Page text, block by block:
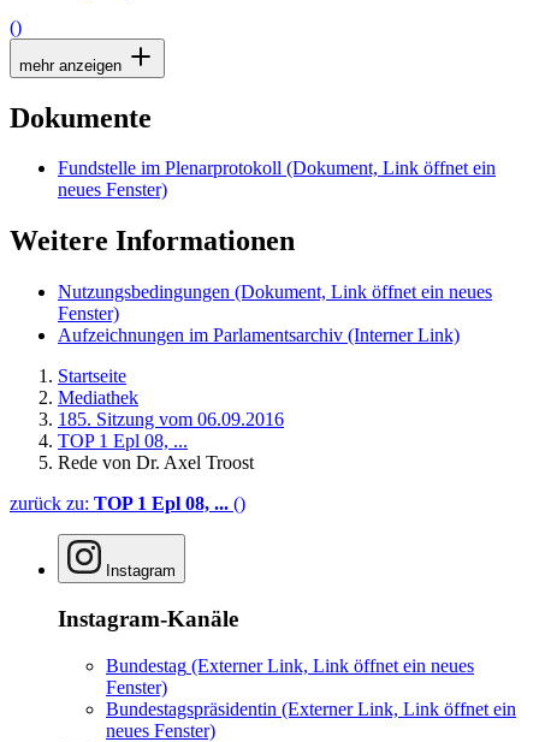
()
mehr anzeigen
Dokumente
Fundstelle im Plenarprotokoll (Dokument, Link öffnet ein
neues Fenster)
Weitere Informationen
Nutzungsbedingungen (Dokument, Link öffnet ein neues
Fenster)
Aufzeichnungen im Parlamentsarchiv (Interner Link)
Startseite
Mediathek
185. Sitzung vom 06.09.2016
TOP 1 Epl 08, ...
Rede von Dr. Axel Troost
zurück zu: TOP 1 Epl 08, ... ()
Instagram
Instagram-Kanäle
Bundestag (Externer Link, Link öffnet ein neues
Fenster)
Bundestagspräsidentin (Externer Link, Link öffnet ein
neues Fenster)